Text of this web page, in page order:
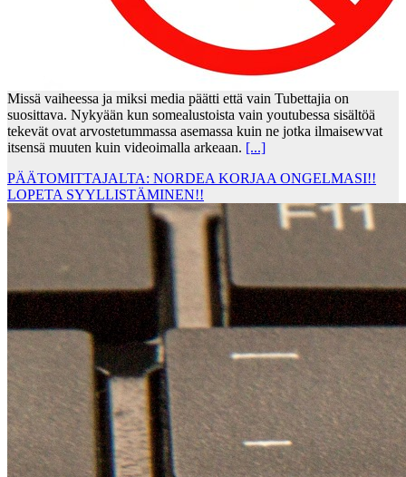
Missä vaiheessa ja miksi media päätti että vain Tubettajia on
suosittava. Nykyään kun somealustoista vain youtubessa sisältöä
tekevät ovat arvostetummassa asemassa kuin ne jotka ilmaisewvat
itsensä muuten kuin videoimalla arkeaan. [...]
PÄÄTOMITTAJALTA: NORDEA KORJAA ONGELMASI!!
LOPETA SYYLLISTÄMINEN!!